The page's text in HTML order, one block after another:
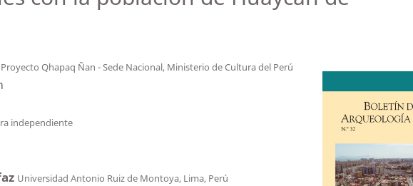
Proyecto Qhapaq Ñan - Sede Nacional, Ministerio de Cultura del Perú
independiente
Universidad Antonio Ruiz de Montoya, Lima, Perú